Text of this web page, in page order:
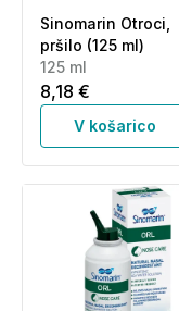
Sinomarin Otroci,
pršilo (125 ml)
125 ml
8,18 €
V košarico